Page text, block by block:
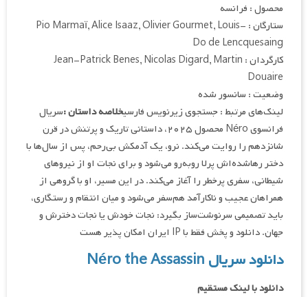
محصول : فرانسه
ستارگان : Pio Marmaï, Alice Isaaz, Olivier Gourmet, Louis-
Do de Lencquesaing
کارگردان : Jean-Patrick Benes, Nicolas Digard, Martin
Douaire
وضعیت : سانسور شده
لینک‌های مرتبط : جستجوی زیرنویس فارسیخلاصه داستان :سریال
فرانسوی Néro محصول ۲۰۲۵، داستانی تاریک و پرتنش در قرن
شانزدهم را روایت می‌کند. نرو، یک آدمکش بی‌رحم، پس از سال‌ها با
دختر رهاشده‌اش پرلا روبه‌رو می‌شود و برای نجات او از نیروهای
شیطانی، سفری پرخطر را آغاز می‌کند. در این مسیر، او با گروهی از
همراهان عجیب و ناکارآمد هم‌سفر می‌شود و میان انتقام و رستگاری،
باید تصمیمی سرنوشت‌ساز بگیرد: نجات خودش یا نجات دخترش و
جهان. دانلود و پخش فقط با IP ایران امکان پذیر هست
دانلود سریال Néro the Assassin
دانلود با لینک مستقیم